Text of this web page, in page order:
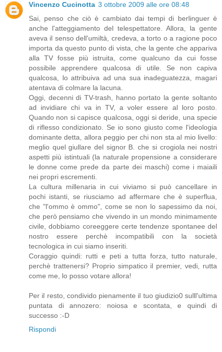
Vincenzo Cucinotta 3 ottobre 2009 alle ore 08:48
Sai, penso che ciò è cambiato dai tempi di berlinguer è
anche l'atteggiamento del telespettatore. Allora, la gente
aveva il senso dell'umiltà, credeva, a torto o a ragione poco
importa da questo punto di vista, che la gente che appariva
alla TV fosse più istruita, come qualcuno da cui fosse
possibile apprendere qualcosa di utile. Se non capiva
qualcosa, lo attribuiva ad una sua inadeguatezza, magari
atentava di colmare la lacuna.
Oggi, decenni di TV-trash, hanno portato la gente soltanto
ad invidiare chi va in TV, a voler essere al loro posto.
Quando non si capisce qualcosa, oggi si deride, una specie
di riflesso condizionato. Se io sono giusto come l'ideologia
dominante detta, allora peggio per chi non sta al mio livello:
meglio quel giullare del signor B. che si crogiola nei nostri
aspetti più istintuali (la naturale propensione a considerare
le donne come prede da parte dei maschi) come i maiaili
nei propri escrementi.
La cultura millenaria in cui viviamo si può cancellare in
pochi istanti, se riusciamo ad affermare che è superflua,
che "l'ommo è ommo", come se non lo sapessimo da noi,
che però pensiamo che vivendo in un mondo minimamente
civile, dobbiamo coreeggere certe tendenze spontanee del
nostro essere perchè incompatibili con la società
tecnologica in cui siamo inseriti.
Coraggio quindi: rutti e peti a tutta forza, tutto naturale,
perchè trattenersi? Proprio simpatico il premier, vedi, rutta
come me, lo posso votare allora!
Per il resto, condivido pienamente il tuo giudizio0 sulll'ultima
puntata di annozero: noiosa e scontata, e quindi di
successo :-D
Rispondi